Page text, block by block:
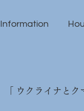
Information
「 ウクライナとク